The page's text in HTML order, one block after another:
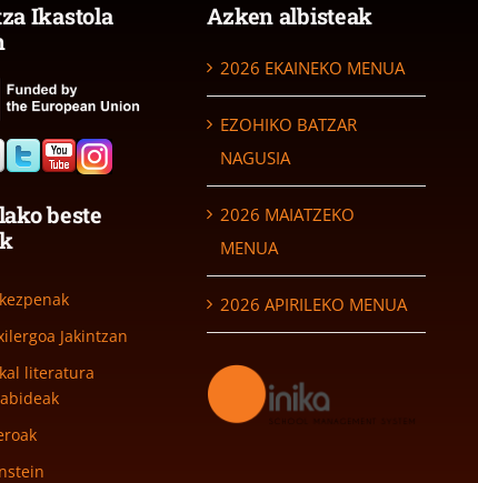
Ikastola
beste
Jakintzan
literatura
Azken albisteak
2026 EKAINEKO MENUA
EZOHIKO BATZAR
NAGUSIA
2026 MAIATZEKO
MENUA
2026 APIRILEKO MENUA